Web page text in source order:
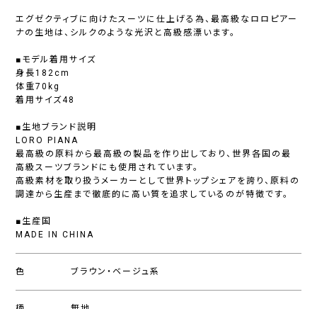
エグゼクティブに向けたスーツに仕上げる為、最高級なロロピアー
ナの生地は、シルクのような光沢と高級感漂います。
■モデル着用サイズ
身長182cm
体重70kg
着用サイズ48
■生地ブランド説明
LORO PIANA
最高級の原料から最高級の製品を作り出しており、世界各国の最
高級スーツブランドにも使用されています。
高級素材を取り扱うメーカーとして世界トップシェアを誇り、原料の
調達から生産まで徹底的に高い質を追求しているのが特徴です。
■生産国
MADE IN CHINA
色 ブラウン・ベージュ系